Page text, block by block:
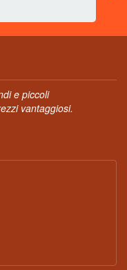
e piccoli
vantaggiosi.